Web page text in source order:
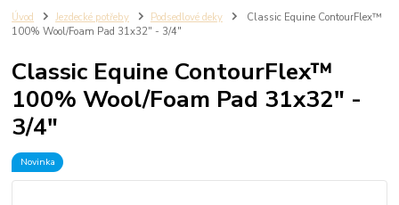
Úvod Jezdecké potřeby Podsedlové deky
Classic Equine ContourFlex™
100% Wool/Foam Pad 31x32" - 3/4"
Classic Equine ContourFlex™
100% Wool/Foam Pad 31x32" -
3/4"
Novinka